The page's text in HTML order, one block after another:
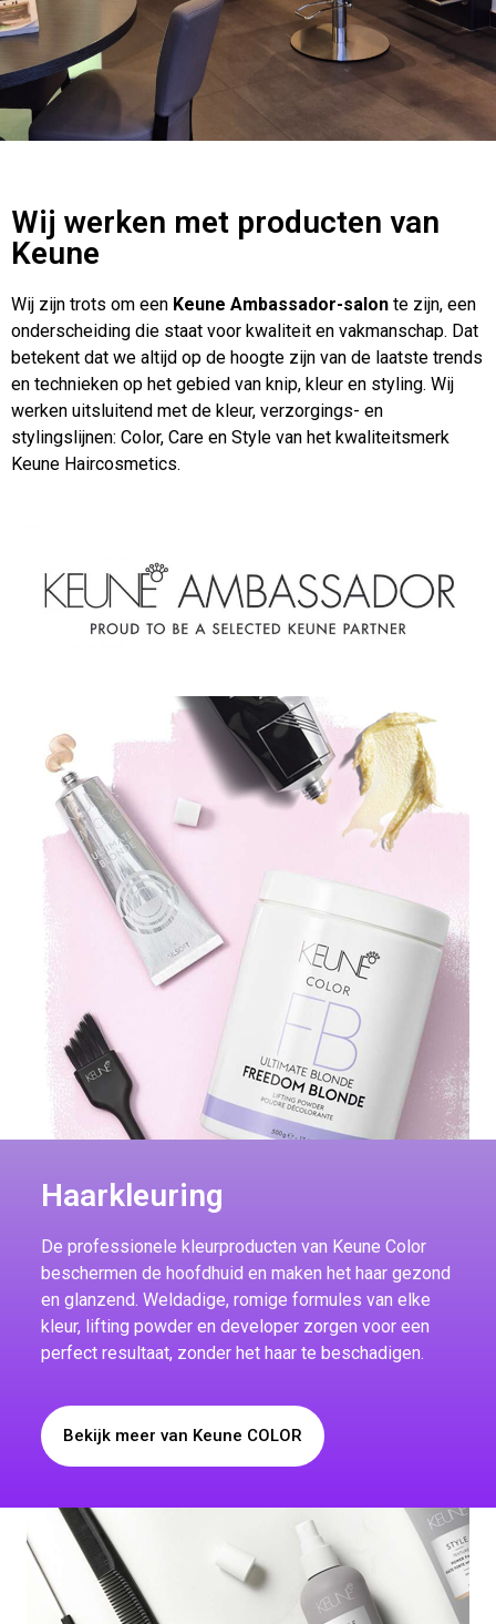
Wij werken met producten van
Keune
Wij zijn trots om een Keune Ambassador-salon te zijn, een
onderscheiding die staat voor kwaliteit en vakmanschap. Dat
betekent dat we altijd op de hoogte zijn van de laatste trends
en technieken op het gebied van knip, kleur en styling. Wij
werken uitsluitend met de kleur, verzorgings- en
stylingslijnen: Color, Care en Style van het kwaliteitsmerk
Keune Haircosmetics.
Haarkleuring
De professionele kleurproducten van Keune Color
beschermen de hoofdhuid en maken het haar gezond
en glanzend. Weldadige, romige formules van elke
kleur, lifting powder en developer zorgen voor een
perfect resultaat, zonder het haar te beschadigen.
Bekijk meer van Keune COLOR